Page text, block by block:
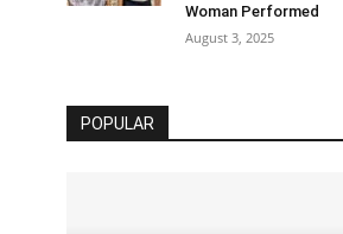
Woman Performed
August 3, 2025
POPULAR